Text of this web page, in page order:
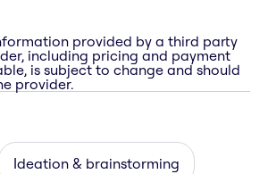
provided by a third party
including pricing and payment
is subject to change and should
provider.
Ideation & brainstorming